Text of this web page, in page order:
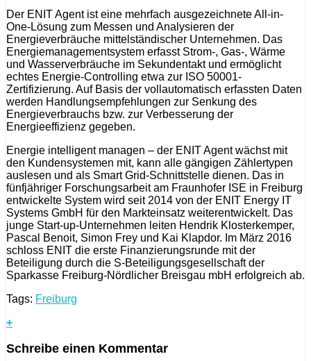
Der ENIT Agent ist eine mehrfach ausgezeichnete All-in-
One-Lösung zum Messen und Analysieren der
Energieverbräuche mittelständischer Unternehmen. Das
Energiemanagementsystem erfasst Strom-, Gas-, Wärme
und Wasserverbräuche im Sekundentakt und ermöglicht
echtes Energie-Controlling etwa zur ISO 50001-
Zertifizierung. Auf Basis der vollautomatisch erfassten Daten
werden Handlungsempfehlungen zur Senkung des
Energieverbrauchs bzw. zur Verbesserung der
Energieeffizienz gegeben.
Energie intelligent managen – der ENIT Agent wächst mit
den Kundensystemen mit, kann alle gängigen Zählertypen
auslesen und als Smart Grid-Schnittstelle dienen. Das in
fünfjähriger Forschungsarbeit am Fraunhofer ISE in Freiburg
entwickelte System wird seit 2014 von der ENIT Energy IT
Systems GmbH für den Markteinsatz weiterentwickelt. Das
junge Start-up-Unternehmen leiten Hendrik Klosterkemper,
Pascal Benoit, Simon Frey und Kai Klapdor. Im März 2016
schloss ENIT die erste Finanzierungsrunde mit der
Beteiligung durch die S-Beteiligungsgesellschaft der
Sparkasse Freiburg-Nördlicher Breisgau mbH erfolgreich ab.
Tags: Freiburg
+
Schreibe einen Kommentar